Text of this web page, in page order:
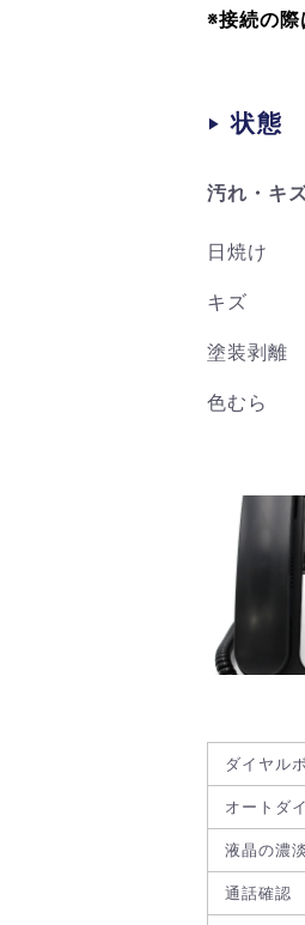
※接続の際
状態
汚れ・キ
日焼け
キズ
塗装剥離
色むら
ダイヤル
オートダ
液晶の濃
通話確認